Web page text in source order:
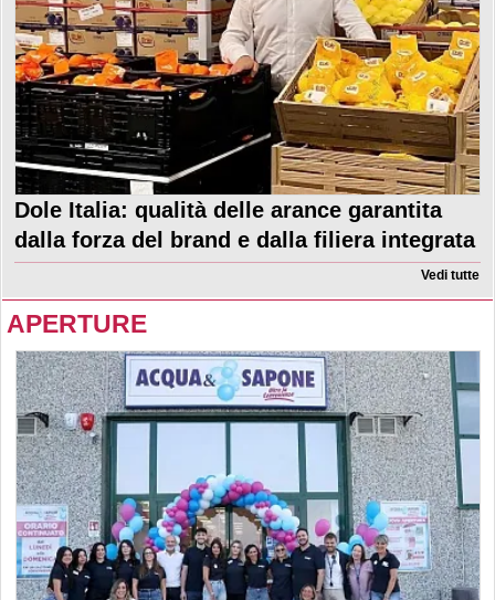
Dole Italia: qualità delle arance garantita
dalla forza del brand e dalla filiera integrata
Vedi tutte
APERTURE